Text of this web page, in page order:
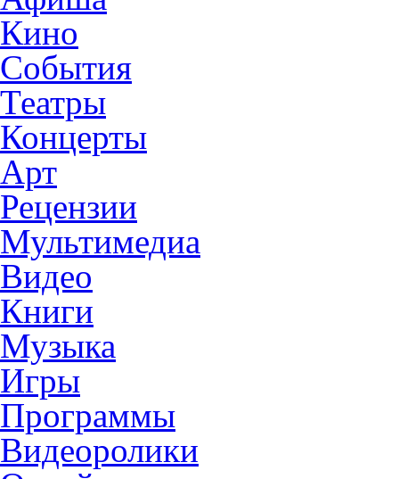
Кино
События
Театры
Концерты
Арт
Рецензии
Мультимедиа
Видео
Книги
Музыка
Игры
Программы
Видеоролики